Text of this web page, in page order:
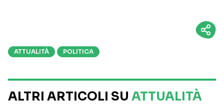
ATTUALITÀ POLITICA
ALTRI ARTICOLI SU ATTUALITÀ